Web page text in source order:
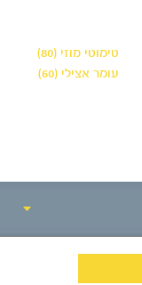
טימוטי מוזי (80)
עומר אצילי (60)